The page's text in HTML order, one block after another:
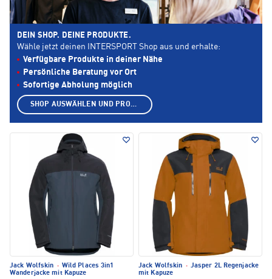
Jack Wolfskin · Wild Places 3in1
Wanderjacke mit Kapuze
Jack Wolfskin · Jasper 2L Regenjacke
mit Kapuze
DEIN SHOP. DEINE PRODUKTE.
Wähle jetzt deinen INTERSPORT Shop aus und erhalte:
Verfügbare Produkte in deiner Nähe
Persönliche Beratung vor Ort
Sofortige Abholung möglich
SHOP AUSWÄHLEN UND PRODUKTE ANZEIGEN